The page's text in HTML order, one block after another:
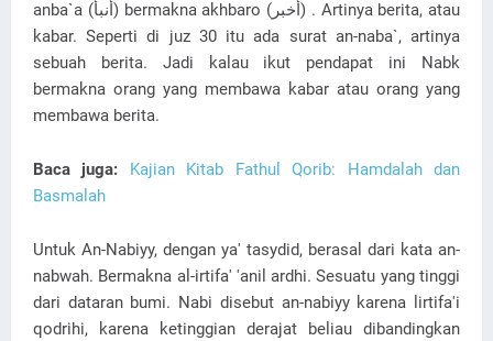
anba`a (أنبأ) bermakna akhbaro (أخبر) . Artinya berita, atau
kabar. Seperti di juz 30 itu ada surat an-naba`, artinya
sebuah berita. Jadi kalau ikut pendapat ini Nabk
bermakna orang yang membawa kabar atau orang yang
membawa berita.
Baca juga:
Kajian Kitab Fathul Qorib: Hamdalah dan
Basmalah
Untuk An-Nabiyy, dengan ya' tasydid, berasal dari kata an-
nabwah. Bermakna al-irtifa' 'anil ardhi. Sesuatu yang tinggi
dari dataran bumi. Nabi disebut an-nabiyy karena lirtifa'i
qodrihi, karena ketinggian derajat beliau dibandingkan